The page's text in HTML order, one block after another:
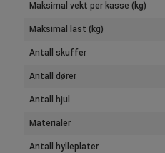
Maksimal vekt per kasse (kg)
Maksimal last (kg)
Antall skuffer
Antall dører
Antall hjul
Materialer
Antall hylleplater